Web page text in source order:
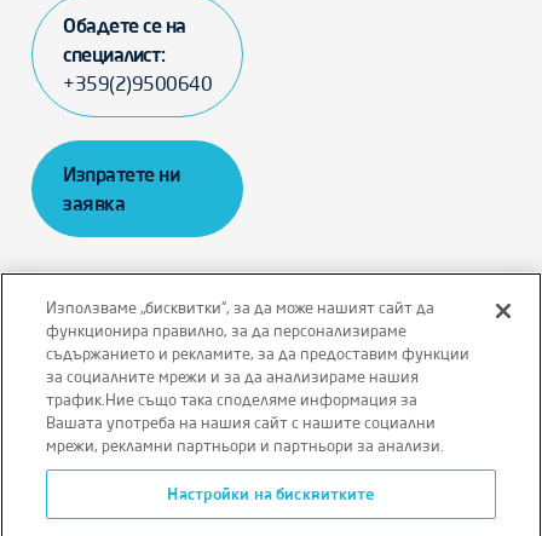
Обадете се на
специалист:
+359(2)9500640
Изпратете ни
заявка
Отказ от отговорност
Правила и условия
Политика за поверителност
Политика за бисквитки
Условия за ползване на уебсайта
Използваме „бисквитки“, за да може нашият сайт да
функционира правилно, за да персонализираме
съдържанието и рекламите, за да предоставим функции
за социалните мрежи и за да анализираме нашия
трафик.Ние също така споделяме информация за
Вашата употреба на нашия сайт с нашите социални
мрежи, рекламни партньори и партньори за анализи.
Настройки на бисквитките